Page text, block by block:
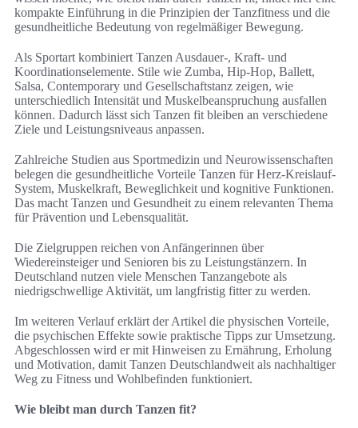
kompakte Einführung in die Prinzipien der Tanzfitness und die
gesundheitliche Bedeutung von regelmäßiger Bewegung.
Als Sportart kombiniert Tanzen Ausdauer-, Kraft- und
Koordinationselemente. Stile wie Zumba, Hip-Hop, Ballett,
Salsa, Contemporary und Gesellschaftstanz zeigen, wie
unterschiedlich Intensität und Muskelbeanspruchung ausfallen
können. Dadurch lässt sich Tanzen fit bleiben an verschiedene
Ziele und Leistungsniveaus anpassen.
Zahlreiche Studien aus Sportmedizin und Neurowissenschaften
belegen die gesundheitliche Vorteile Tanzen für Herz-Kreislauf-
System, Muskelkraft, Beweglichkeit und kognitive Funktionen.
Das macht Tanzen und Gesundheit zu einem relevanten Thema
für Prävention und Lebensqualität.
Die Zielgruppen reichen von Anfängerinnen über
Wiedereinsteiger und Senioren bis zu Leistungstänzern. In
Deutschland nutzen viele Menschen Tanzangebote als
niedrigschwellige Aktivität, um langfristig fitter zu werden.
Im weiteren Verlauf erklärt der Artikel die physischen Vorteile,
die psychischen Effekte sowie praktische Tipps zur Umsetzung.
Abgeschlossen wird er mit Hinweisen zu Ernährung, Erholung
und Motivation, damit Tanzen Deutschlandweit als nachhaltiger
Weg zu Fitness und Wohlbefinden funktioniert.
Wie bleibt man durch Tanzen fit?